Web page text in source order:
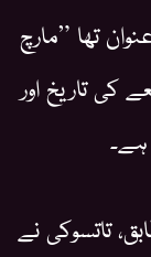
تھا ”مارچ
کی تاریخ اور
ہے۔
تاتسوکی نے